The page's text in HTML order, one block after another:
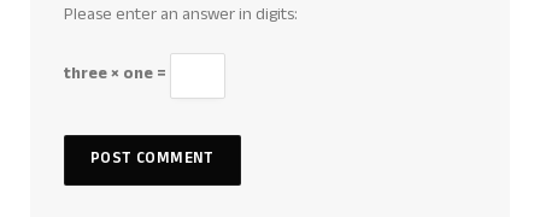
Please enter an answer in digits:
three × one =